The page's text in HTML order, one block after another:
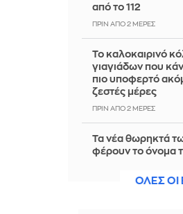
από το 112
ΠΡΙΝ ΑΠΌ 2 ΜΈΡΕΣ
Το καλοκαιρινό
γιαγιάδων που
πιο υποφερτό
ζεστές μέρες
ΠΡΙΝ ΑΠΌ 2 ΜΈΡΕΣ
Τα νέα θωρηκτά
φέρουν το όνομα
δισ. δολάριαΟΛΕΣ ΟΙ